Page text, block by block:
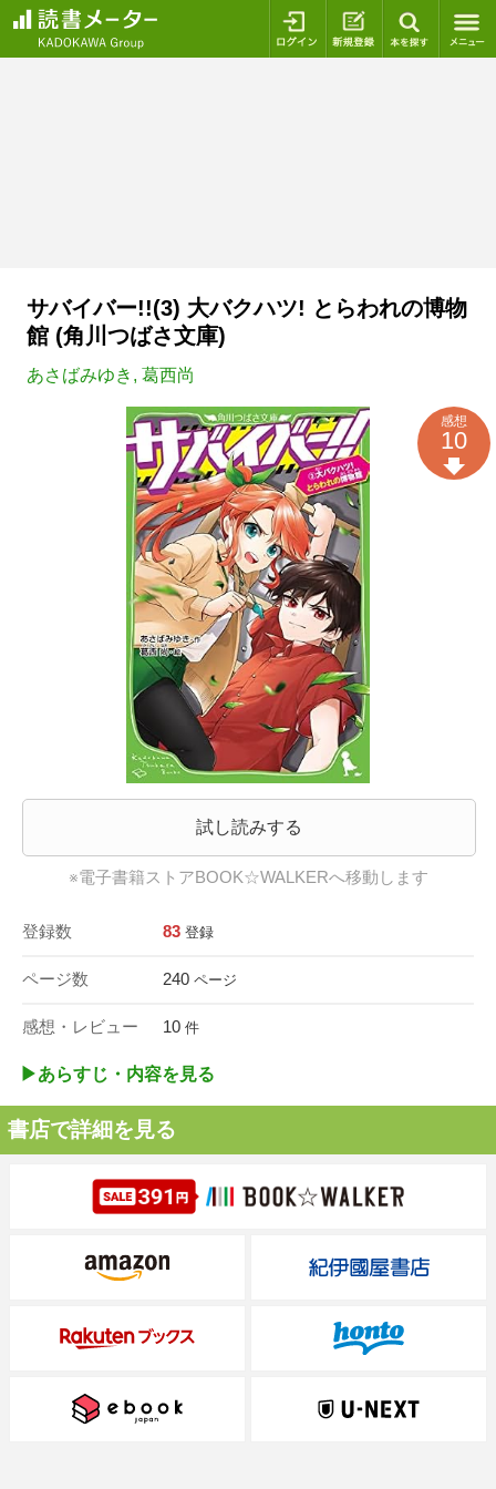
ログイン 新規登録
サバイバー!!(3) 大バクハツ! とらわれの博物
館 (角川つばさ文庫)
あさばみゆき , 葛西尚
試し読みする
※電子書籍ストアBOOK☆WALKERへ移動します
登録数 83 登録
ページ数 240 ページ
感想・レビュー 10 件
感想
10
▶︎あらすじ・内容を見る
書店で詳細を見る